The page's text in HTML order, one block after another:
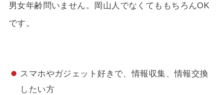
男女年齢問いません。岡山人でなくてももちろんOK
です。
スマホやガジェット好きで、情報収集、情報交換
したい方